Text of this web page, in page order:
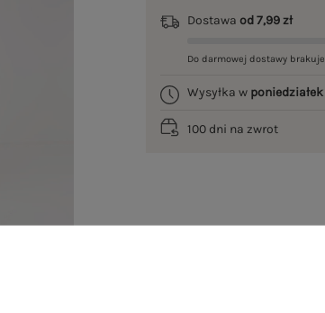
Dostawaod 7,99 zł
Do darmowej dostawy brakuje
Wysyłka w poniedziałek
100 dni na zwrot